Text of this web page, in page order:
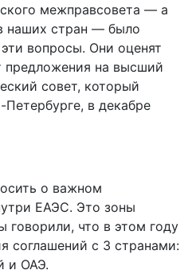
межправсовета — а
наших стран — было
вопросы. Они оценят
предложения на высший
совет, который
в декабре
о важном
ЕАЭС. Это зоны
говорили, что в этом году
соглашений с 3 странами:
и ОАЭ.